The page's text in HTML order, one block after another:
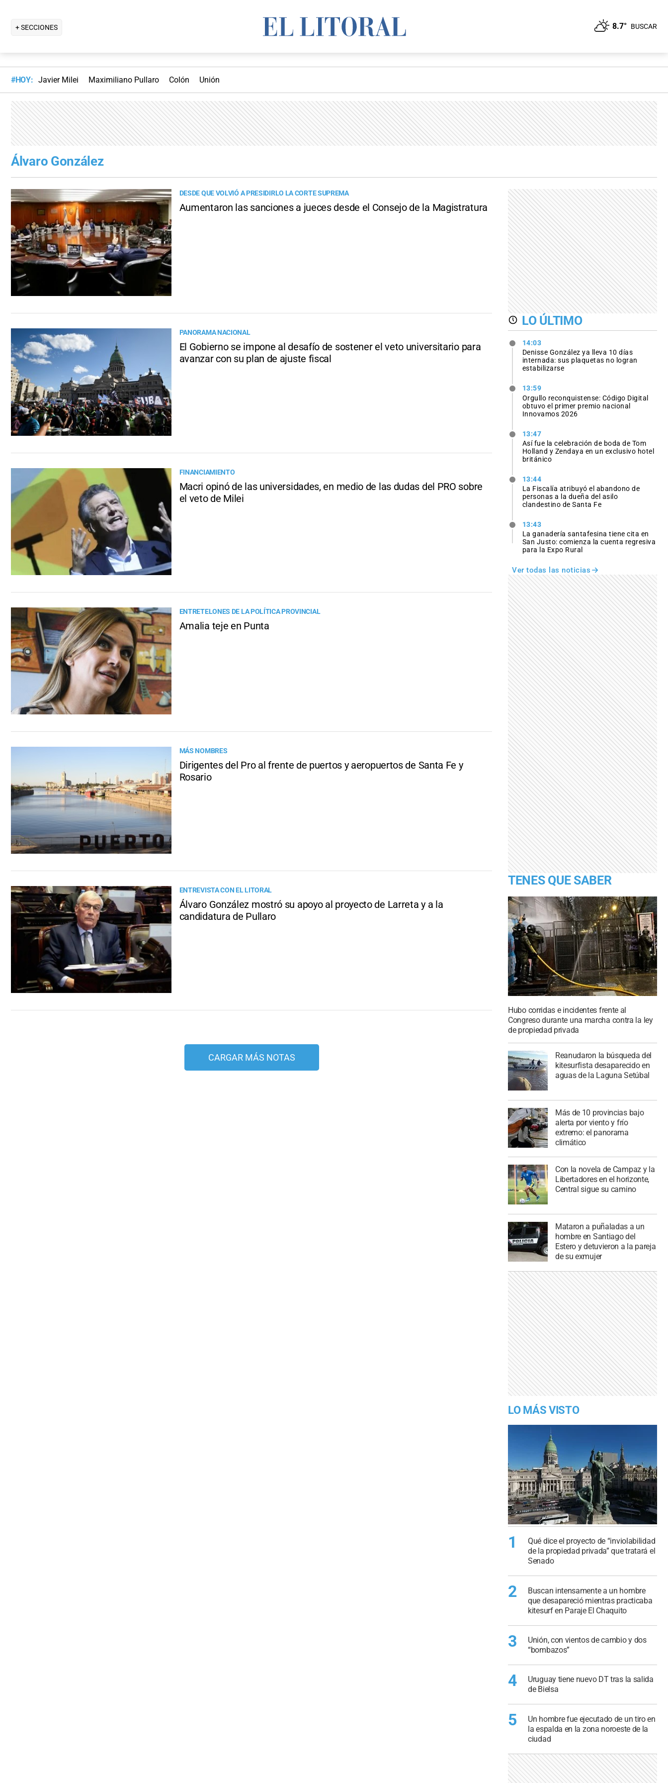
+ SECCIONES 8.7° BUSCAR
#HOY: Javier Milei Maximiliano Pullaro Colón Unión
Álvaro González
DESDE QUE VOLVIÓ A PRESIDIRLO LA CORTE SUPREMA
Aumentaron las sanciones a jueces desde el Consejo de la Magistratura
PANORAMA NACIONAL
El Gobierno se impone al desafío de sostener el veto universitario para
avanzar con su plan de ajuste fiscal
FINANCIAMIENTO
Macri opinó de las universidades, en medio de las dudas del PRO sobre
el veto de Milei
ENTRETELONES DE LA POLÍTICA PROVINCIAL
Amalia teje en Punta
MÁS NOMBRES
Dirigentes del Pro al frente de puertos y aeropuertos de Santa Fe y
Rosario
ENTREVISTA CON EL LITORAL
Álvaro González mostró su apoyo al proyecto de Larreta y a la
candidatura de Pullaro
CARGAR MÁS NOTAS
LO ÚLTIMO
14:03
Denisse González ya lleva 10 días
internada: sus plaquetas no logran
estabilizarse
13:59
Orgullo reconquistense: Código Digital
obtuvo el primer premio nacional
Innovamos 2026
13:47
Así fue la celebración de boda de Tom
Holland y Zendaya en un exclusivo hotel
británico
13:44
La Fiscalía atribuyó el abandono de
personas a la dueña del asilo
clandestino de Santa Fe
13:43
La ganadería santafesina tiene cita en
San Justo: comienza la cuenta regresiva
para la Expo Rural
Ver todas las noticias
TENES QUE SABER
Hubo corridas e incidentes frente al
Congreso durante una marcha contra la ley
de propiedad privada
Reanudaron la búsqueda del
kitesurfista desaparecido en
aguas de la Laguna Setúbal
Más de 10 provincias bajo
alerta por viento y frío
extremo: el panorama
climático
Con la novela de Campaz y la
Libertadores en el horizonte,
Central sigue su camino
Mataron a puñaladas a un
hombre en Santiago del
Estero y detuvieron a la pareja
de su exmujer
LO MÁS VISTO
1
Qué dice el proyecto de “inviolabilidad
de la propiedad privada” que tratará el
Senado
2
Buscan intensamente a un hombre
que desapareció mientras practicaba
kitesurf en Paraje El Chaquito
3
Unión, con vientos de cambio y dos
“bombazos”
4
Uruguay tiene nuevo DT tras la salida
de Bielsa
5
Un hombre fue ejecutado de un tiro en
la espalda en la zona noroeste de la
ciudad